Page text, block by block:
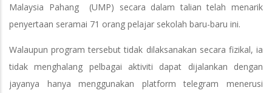
Malaysia Pahang (UMP) secara dalam talian telah menarik
penyertaan seramai 71 orang pelajar sekolah baru-baru ini.
Walaupun program tersebut tidak dilaksanakan secara fizikal, ia
tidak menghalang pelbagai aktiviti dapat dijalankan dengan
jayanya hanya menggunakan platform telegram menerusi